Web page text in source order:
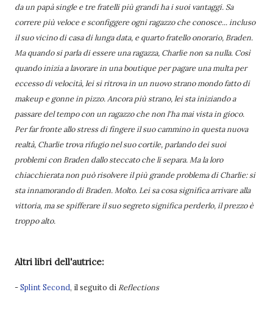
da un papà single e tre fratelli più grandi ha i suoi vantaggi. Sa
correre più veloce e sconfiggere ogni ragazzo che conosce... incluso
il suo vicino di casa di lunga data, e quarto fratello onorario, Braden.
Ma quando si parla di essere una ragazza, Charlie non sa nulla. Così
quando inizia a lavorare in una boutique per pagare una multa per
eccesso di velocità, lei si ritrova in un nuovo strano mondo fatto di
makeup e gonne in pizzo. Ancora più strano, lei sta iniziando a
passare del tempo con un ragazzo che non l'ha mai vista in gioco.
Per far fronte allo stress di fingere il suo cammino in questa nuova
realtà, Charlie trova rifugio nel suo cortile, parlando dei suoi
problemi con Braden dallo steccato che li separa. Ma la loro
chiacchierata non può risolvere il più grande problema di Charlie: si
sta innamorando di Braden. Molto. Lei sa cosa significa arrivare alla
vittoria, ma se spifferare il suo segreto significa perderlo, il prezzo è
troppo alto.
Altri libri dell'autrice:
-Splint Second, il seguito di Reflections